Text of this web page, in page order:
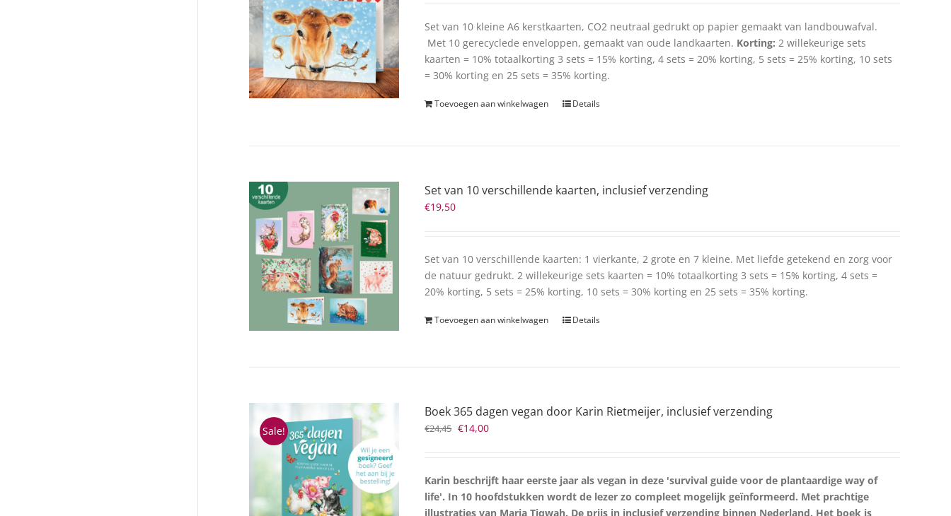
Set van 10 kleine A6 kerstkaarten, CO2 neutraal gedrukt op papier gemaakt van landbouwafval.
Met 10 gerecyclede enveloppen, gemaakt van oude landkaarten. Korting: 2 willekeurige sets
kaarten = 10% totaalkorting 3 sets = 15% korting, 4 sets = 20% korting, 5 sets = 25% korting, 10 sets
= 30% korting en 25 sets = 35% korting.
Toevoegen aan winkelwagen Details
Set van 10 verschillende kaarten, inclusief verzending
€19,50
Set van 10 verschillende kaarten: 1 vierkante, 2 grote en 7 kleine. Met liefde getekend en zorg voor
de natuur gedrukt. 2 willekeurige sets kaarten = 10% totaalkorting 3 sets = 15% korting, 4 sets =
20% korting, 5 sets = 25% korting, 10 sets = 30% korting en 25 sets = 35% korting.
Toevoegen aan winkelwagen Details
Sale!
Boek 365 dagen vegan door Karin Rietmeijer, inclusief verzending
€24,45 Oorspronkelijke
€24,45.
€14,00Huidige
€14,00.
Karin beschrijft haar eerste jaar als vegan in deze 'survival guide voor de plantaardige way of
life'. In 10 hoofdstukken wordt de lezer zo compleet mogelijk geïnformeerd. Met prachtige
illustraties van Maria Tiqwah. De prijs in inclusief verzending binnen Nederland. Het boek is